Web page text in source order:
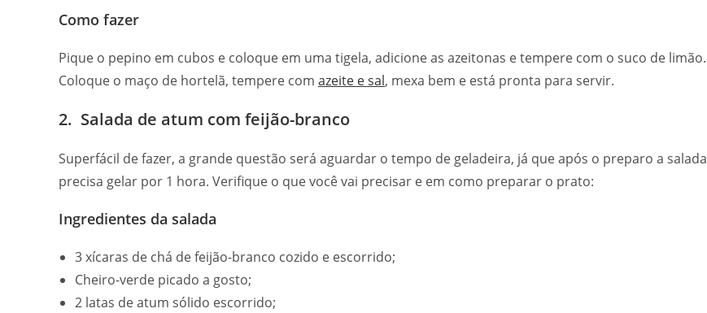
Como fazer
Pique o pepino em cubos e coloque em uma tigela, adicione as azeitonas e tempere com o suco de limão.
Coloque o maço de hortelã, tempere com azeite e sal, mexa bem e está pronta para servir.
2. Salada de atum com feijão-branco
Superfácil de fazer, a grande questão será aguardar o tempo de geladeira, já que após o preparo a salada
precisa gelar por 1 hora. Verifique o que você vai precisar e em como preparar o prato:
Ingredientes da salada
3 xícaras de chá de feijão-branco cozido e escorrido;
Cheiro-verde picado a gosto;
2 latas de atum sólido escorrido;